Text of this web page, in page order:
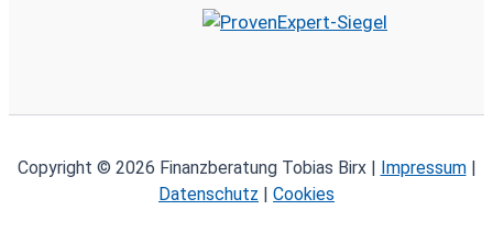
Copyright © 2026 Finanzberatung Tobias Birx | Impressum|
Datenschutz | Cookies